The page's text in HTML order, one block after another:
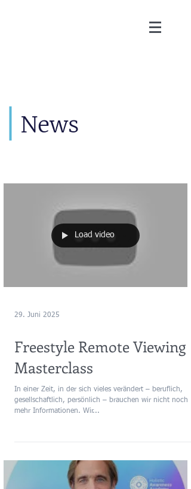
News
Load video
29. Juni 2025
Freestyle Remote Viewing
Masterclass
In einer Zeit, in der sich vieles verändert – beruflich,
gesellschaftlich, persönlich – brauchen wir nicht noch
mehr Informationen. Wir...